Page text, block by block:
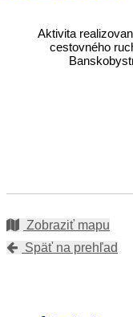
Aktivita
cestovného
Zobraziť mapu
Späť na prehľad